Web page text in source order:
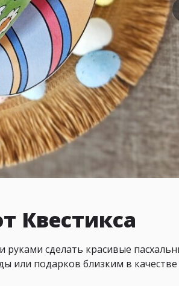
Квестикса
сделать красивые
или подарков близким в качестве